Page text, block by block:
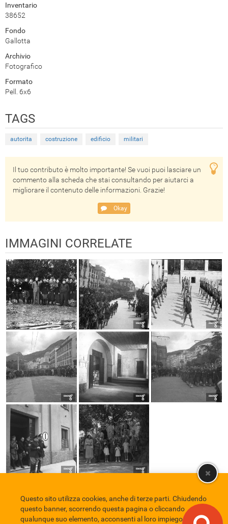
Inventario
38652
Fondo
Gallotta
Archivio
Fotografico
Formato
Pell. 6x6
TAGS
autorita costruzione edificio militari
Il tuo contributo è molto importante! Se vuoi puoi lasciare un
commento alla scheda che stai consultando per aiutarci a
migliorare il contenuto delle informazioni. Grazie!
Okay
IMMAGINI CORRELATE
Comune di Eboli Servizio Bibliotecario Nazionale
Privacy policy
Credits
Questo sito utilizza cookies, anche di terze parti. Chiudendo
questo banner, scorrendo questa pagina o cliccando
qualunque suo elemento, acconsenti al loro impiego in